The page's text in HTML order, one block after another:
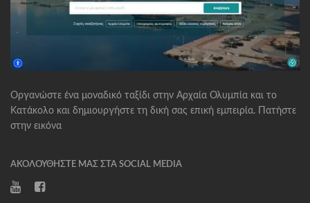
Οργανώστε ένα μοναδικό ταξίδι στην Αρχαία Ολυμπία και το
Κατάκολο και δημιουργήστε τη δική σας επική εμπειρία. Πατήστε
στην εικόνα
ΑΚΟΛΟΥΘΉΣΤΕ ΜΑΣ ΣΤΑ SOCIAL MEDIA